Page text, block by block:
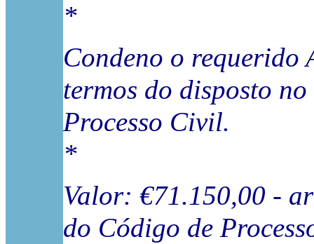
*
Condeno o requerido
termos do disposto
Processo Civil.
*
Valor: €71.150,00 -
do Código de